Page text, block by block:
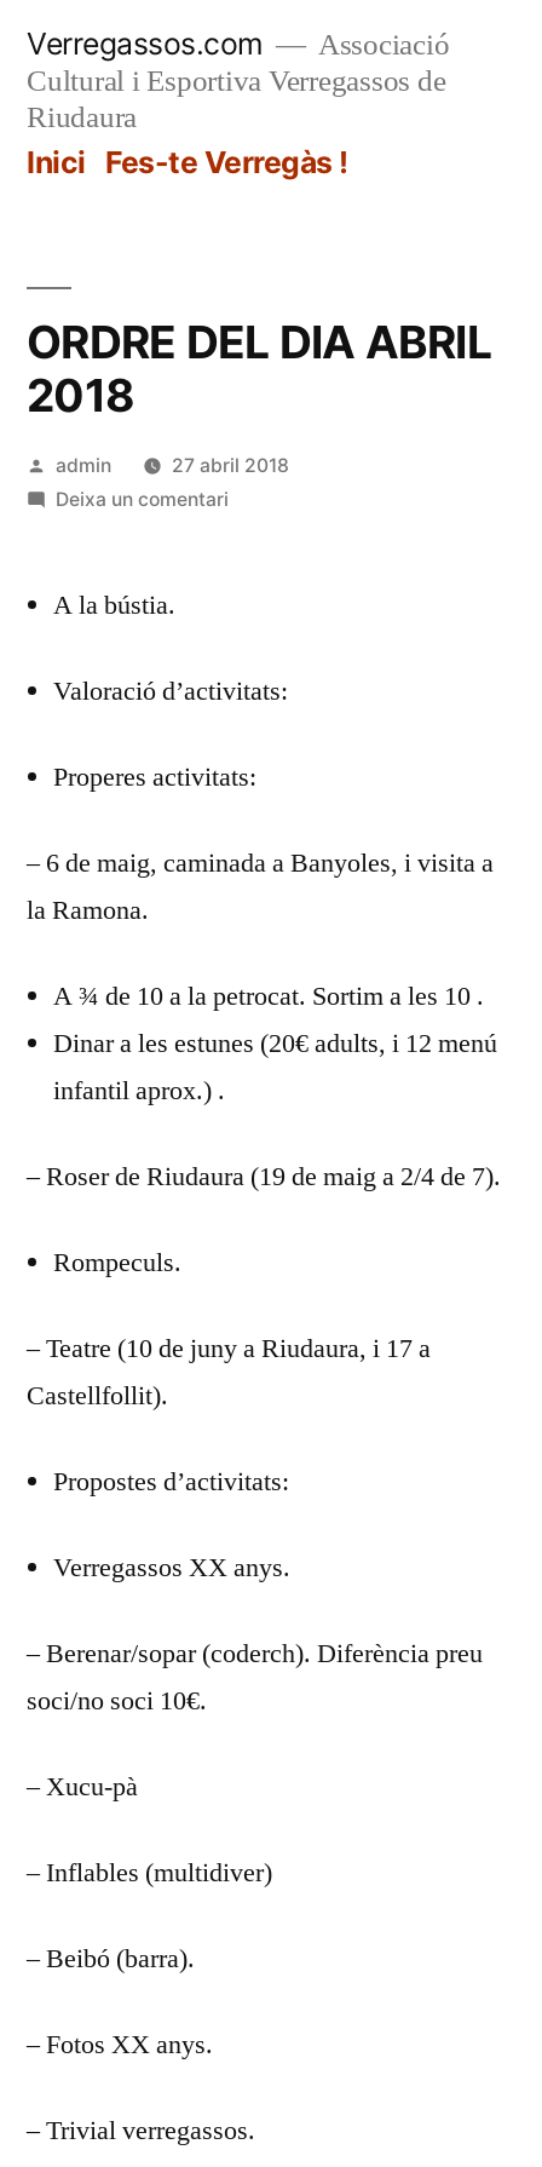
contingut
Verregassos.com
Associació
Cultural i Esportiva Verregassos de
Riudaura
Inici Fes-te Verregàs !
ORDRE DEL DIA ABRIL
2018
Publicat
per
admin
27 abril 2018
Deixa un comentaria
A la bústia.
Valoració d’activitats:
Properes activitats:
– 6 de maig, caminada a Banyoles, i visita a
la Ramona.
A ¾ de 10 a la petrocat. Sortim a les 10 .
Dinar a les estunes (20€ adults, i 12 menú
infantil aprox.) .
– Roser de Riudaura (19 de maig a 2/4 de 7).
Rompeculs.
– Teatre (10 de juny a Riudaura, i 17 a
Castellfollit).
Propostes d’activitats:
Verregassos XX anys.
– Berenar/sopar (coderch). Diferència preu
soci/no soci 10€.
– Xucu-pà
– Inflables (multidiver)
– Beibó (barra).
– Fotos XX anys.
– Trivial verregassos.